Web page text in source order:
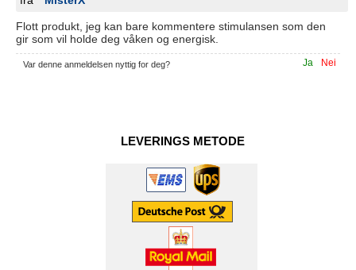
Flott produkt, jeg kan bare kommentere stimulansen som den
gir som vil holde deg våken og energisk.
Nei
Ja
Var denne anmeldelsen nyttig for deg?
LEVERINGS METODE